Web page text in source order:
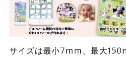
サイズは最小7mm、最大